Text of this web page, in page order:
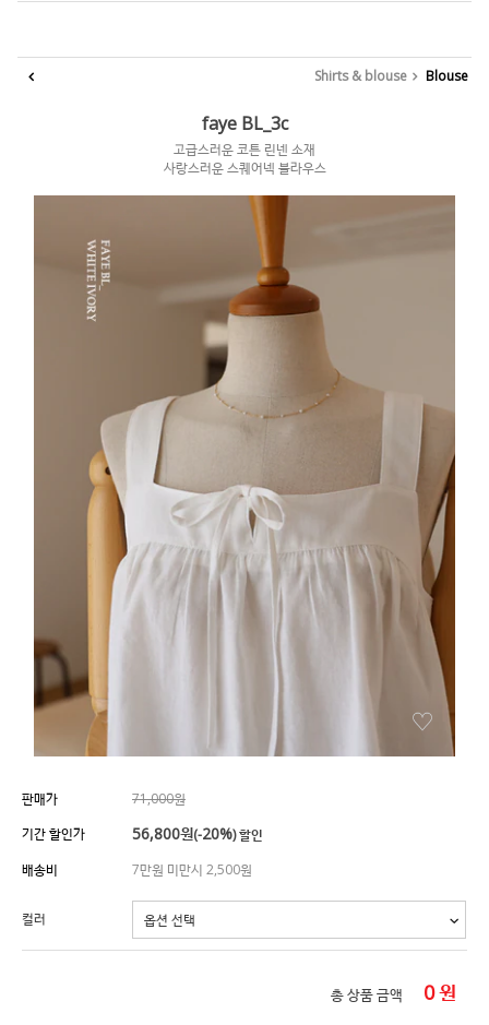
Shirts & blouse Blouse
faye BL_3c
고급스러운 코튼 린넨 소재
사랑스러운 스퀘어넥 블라우스
판매가
71,000원
기간 할인가
56,800원(-20%) 할인
배송비
7만원 미만시 2,500원
컬러
총 상품 금액 0원